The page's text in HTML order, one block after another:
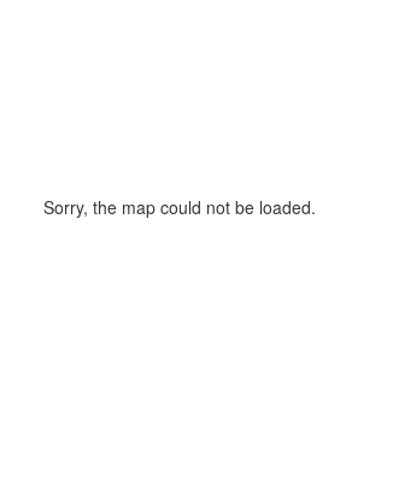
Sorry, the map could not be loaded.